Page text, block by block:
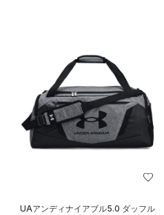
UAアンディナイアブル5.0 ダッフル